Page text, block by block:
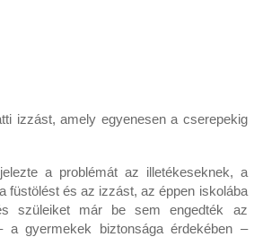
izzást, amely egyenesen a cserepekig
a problémát az illetékeseknek, a
füstölést és az izzást, az éppen iskolába
szüleiket már be sem engedték az
a gyermekek biztonsága érdekében –